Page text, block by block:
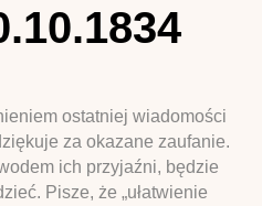
ostatniej wiadomości
za okazane zaufanie.
ich przyjaźni, będzie
Pisze, że „ułatwienie